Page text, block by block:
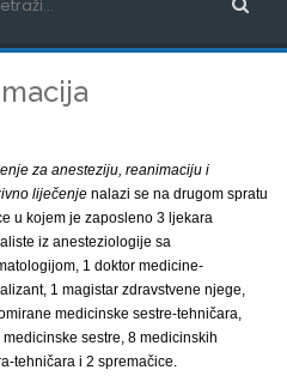
za anesteziju, reanimaciju i
liječenje nalazi se na drugom spratu
u kojem je zaposleno 3 ljekara
iz anesteziologije sa
1 doktor medicine-
1 magistar zdravstvene njege,
medicinske sestre-tehničara,
medicinske sestre, 8 medicinskih
tehničara i 2 spremačice.